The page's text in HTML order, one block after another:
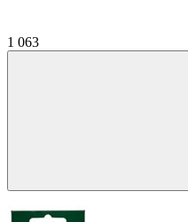
1 063